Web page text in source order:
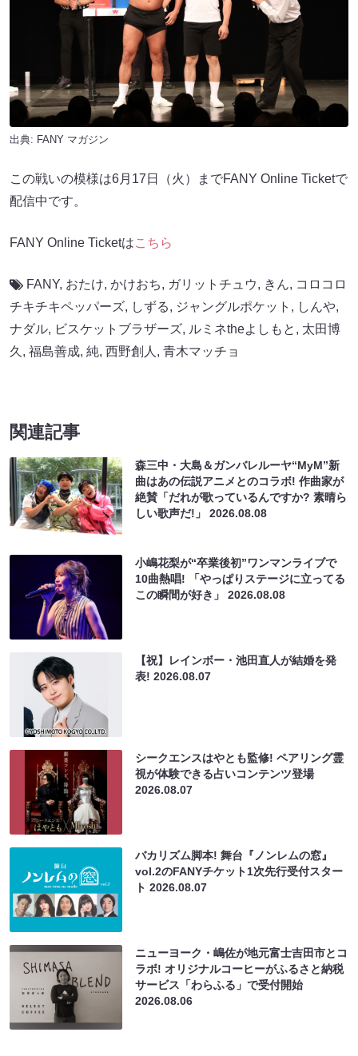
出典: FANY マガジン
この戦いの模様は6月17日（火）までFANY Online Ticketで
配信中です。
FANY Online Ticketはこちら
FANY, おたけ, かけおち, ガリットチュウ, きん, コロコロ
チキチキペッパーズ, しずる, ジャングルポケット , しんや,
ナダル, ビスケットブラザーズ, ルミネtheよしもと , 太田博
久 , 福島善成, 純, 西野創人 , 青木マッチョ
関連記事
森三中・大島＆ガンバレルーヤ“MyM”新
曲はあの伝説アニメとのコラボ! 作曲家が
絶賛「だれが歌っているんですか? 素晴ら
しい歌声だ!」2026.08.08
小嶋花梨が“卒業後初”ワンマンライブで
10曲熱唱! 「やっぱりステージに立ってる
この瞬間が好き」2026.08.08
【祝】レインボー・池田直人が結婚を発
表!2026.08.07
シークエンスはやとも監修! ペアリング霊
視が体験できる占いコンテンツ登場
2026.08.07
バカリズム脚本! 舞台『ノンレムの窓』
vol.2のFANYチケット1次先行受付スター
ト2026.08.07
ニューヨーク・嶋佐が地元富士吉田市とコ
ラボ! オリジナルコーヒーがふるさと納税
サービス「わらふる」で受付開始
2026.08.06